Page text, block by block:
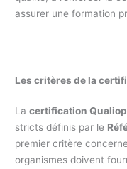
assurer une formation
Les critères de la
Lacertification
stricts définis par le
premier critère
organismes doivent